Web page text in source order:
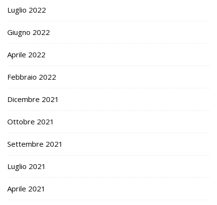
Luglio 2022
Giugno 2022
Aprile 2022
Febbraio 2022
Dicembre 2021
Ottobre 2021
Settembre 2021
Luglio 2021
Aprile 2021